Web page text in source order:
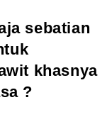
sebatian
khasnya
?